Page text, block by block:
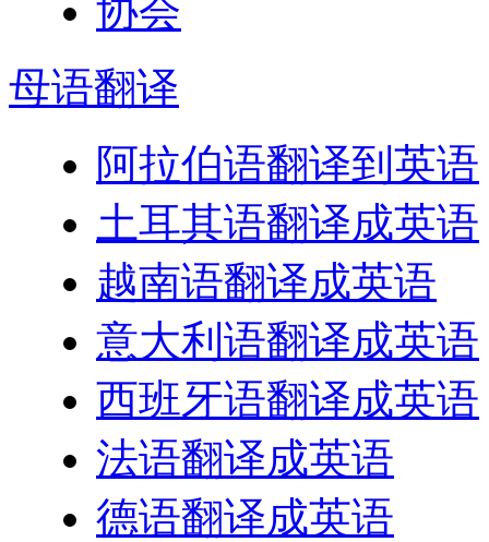
母语翻译
阿拉伯语翻译到英语
土耳其语翻译成英语
越南语翻译成英语
意大利语翻译成英语
西班牙语翻译成英语
法语翻译成英语
德语翻译成英语